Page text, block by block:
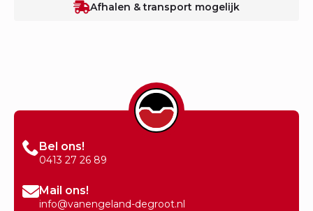
Afhalen & transport mogelijk
Bel ons!
0413 27 26 89
Mail ons!
info@vanengeland-degroot.nl